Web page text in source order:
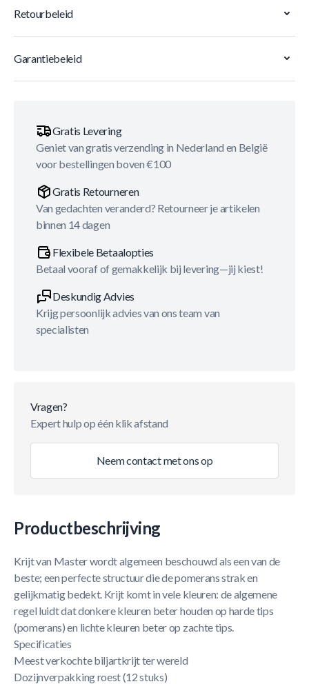
Retourbeleid
Garantiebeleid
Gratis Levering
Geniet van gratis verzending in Nederland en België
voor bestellingen boven €100
Gratis Retourneren
Van gedachten veranderd? Retourneer je artikelen
binnen 14 dagen
Flexibele Betaalopties
Betaal vooraf of gemakkelijk bij levering—jij kiest!
Deskundig Advies
Krijg persoonlijk advies van ons team van
specialisten
Vragen?
Expert hulp op één klik afstand
Neem contact met ons op
Productbeschrijving
Krijt van Master wordt algemeen beschouwd als een van de
beste; een perfecte structuur die de pomerans strak en
gelijkmatig bedekt. Krijt komt in vele kleuren: de algemene
regel luidt dat donkere kleuren beter houden op harde tips
(pomerans) en lichte kleuren beter op zachte tips.
Specificaties
Meest verkochte biljartkrijt ter wereld
Dozijnverpakking roest (12 stuks)